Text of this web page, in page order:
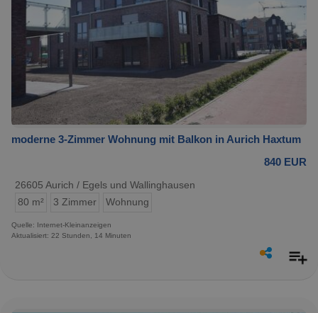
moderne 3-Zimmer Wohnung mit Balkon in Aurich Haxtum
840 EUR
26605 Aurich / Egels und Wallinghausen
80 m²
3 Zimmer Wohnung
Quelle: Internet-Kleinanzeigen
Aktualisiert: 22 Stunden, 14 Minuten